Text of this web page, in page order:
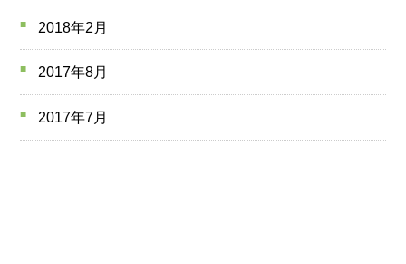
2018年2月
2017年8月
2017年7月